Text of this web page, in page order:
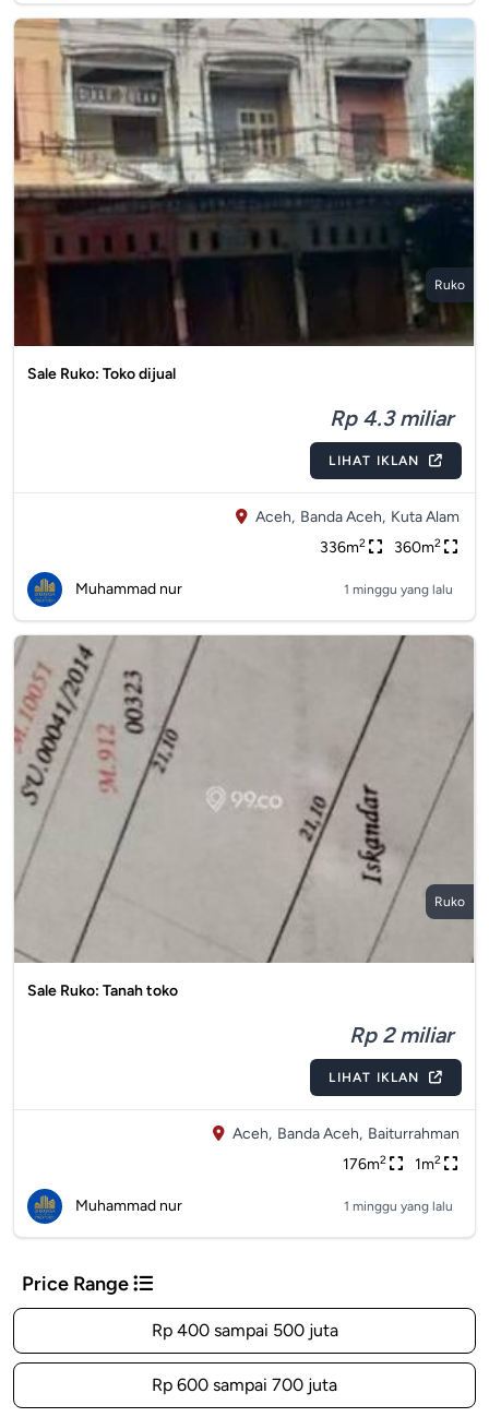
Ruko
Sale Ruko: Toko dijual
Rp 4.3 miliar
LIHAT IKLAN
Aceh, Banda Aceh, Kuta Alam
336m2 360m2
Muhammad nur 1 minggu yang lalu
Ruko
Sale Ruko: Tanah toko
Rp 2 miliar
LIHAT IKLAN
Aceh, Banda Aceh, Baiturrahman
176m2 1m2
Muhammad nur 1 minggu yang lalu
Price Range
Rp 400 sampai 500 juta
Rp 600 sampai 700 juta